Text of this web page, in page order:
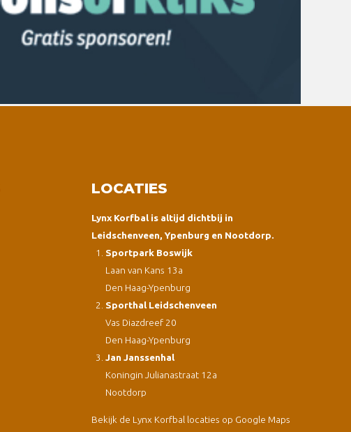
LOCATIES
Lynx Korfbal is altijd dichtbij in
Leidschenveen, Ypenburg en Nootdorp.
Sportpark Boswijk
Laan van Kans 13a
Den Haag-Ypenburg
Sporthal Leidschenveen
Vas Diazdreef 20
Den Haag-Ypenburg
Jan Janssenhal
Koningin Julianastraat 12a
Nootdorp
Bekijk de Lynx Korfbal locaties op Google Maps